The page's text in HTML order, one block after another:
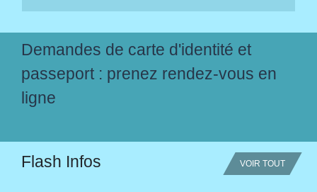
Demandes de carte d'identité et
passeport : prenez rendez-vous en
ligne
Flash Infos VOIR TOUT